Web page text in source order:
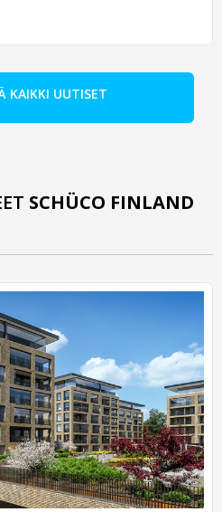
KAIKKI UUTISET
SCHÜCO FINLAND